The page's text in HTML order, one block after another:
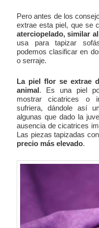
Pero antes de los
extrae esta piel, que se
aterciopelado, similar
usa para tapizar
podemos clasificar en
o serraje.
La piel flor se extrae
animal. Es una piel
mostrar cicatrices o
sufriera, dándole así
algunas que dado la
ausencia de cicatrices
Las piezas tapizadas
precio más elevado.